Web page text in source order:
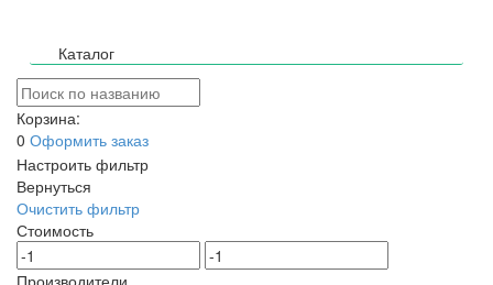
Каталог
Корзина:
0 Оформить заказ
Настроить фильтр
Вернуться
Очистить фильтр
Стоимость
Производители